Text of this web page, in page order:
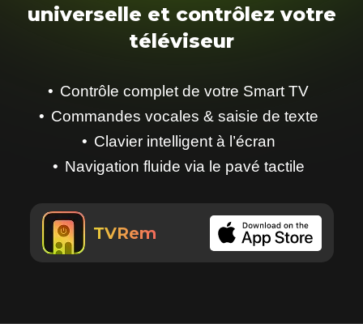
universelle et contrôlez votre
téléviseur
Contrôle complet de votre Smart TV
Commandes vocales & saisie de texte
Clavier intelligent à l’écran
Navigation fluide via le pavé tactile
TVRem